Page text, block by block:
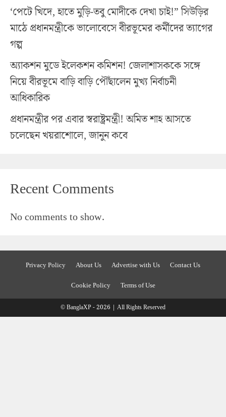
‘পেটে খিদে, হাতে মুড়ি-তবু মোদীকে দেখা চাই!” সিউড়ির
মাঠে প্রধানমন্ত্রীকে ভালোবেসে বীরভূমের কর্মীদের ত্যাগের
গল্প
অ্যাকশন মুডে ইলেকশন কমিশন! জেলাশাসককে সঙ্গে
নিয়ে বীরভূমে বাড়ি বাড়ি পৌঁছালেন মুখ্য নির্বাচনী
আধিকারিক
প্রধানমন্ত্রীর পর এবার স্বরাষ্ট্রমন্ত্রী! অমিত শাহ আসতে
চলেছেন খয়রাশোলে, জানুন কবে
Recent Comments
No comments to show.
Privacy Policy About Us Advertise with Us
Contact Us
Cookie Policy
Terms of Use
© BanglaXP - 2026 | All Rights Reserved